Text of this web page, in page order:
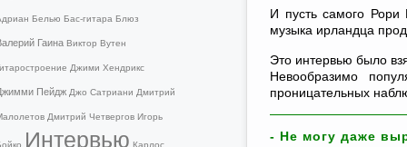
Белью Бас-гитара Блюз
Гаина Виктор Вутен
Джими Хендрикс
Пейдж Джо Сатриани Дмитрий
Дмитрий Четвергов Игорь
Интервью Карлос
И пусть самого
музыка ирландца
Это интервью было
Невообразимо
проницательных
- Не могу даже